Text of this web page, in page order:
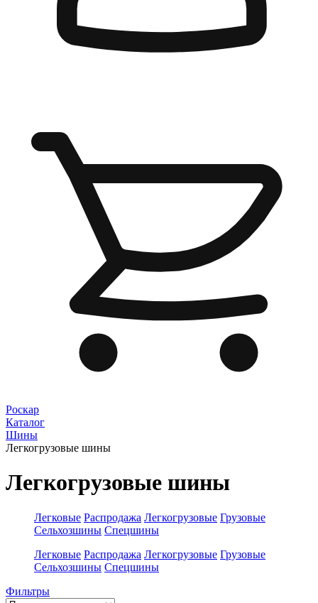
Роскар
Каталог
Шины
Легкогрузовые шины
Легкогрузовые шины
Легковые Распродажа Легкогрузовые Грузовые
Сельхозшины Спецшины
Легковые Распродажа Легкогрузовые Грузовые
Сельхозшины Спецшины
Фильтры